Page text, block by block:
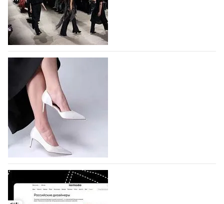
На участие в Московской неделе моды
подано 1047 заявок
На участие в седьмой Московской неделе моды,
которая пройдет в российской столице с 26 сентября
по 1 октября, уже подано 1047 заявок. Примерно
половину из них (494) прислали дизайнеры,
коллекции которых не были представлены в…
07.08.2026 750
BALLINA представит свои новинки на Euro
Shoes